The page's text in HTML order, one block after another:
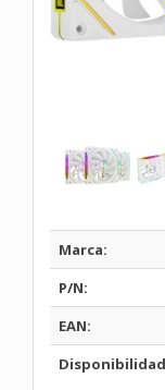
Marca:
P/N:
EAN: